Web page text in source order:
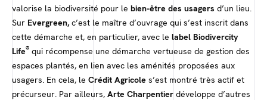
valorise la biodiversité pour le bien-être des usagers d’un lieu.
Sur Evergreen,c’est le maître d’ouvrage qui s’est inscrit dans
cette démarche et, en particulier, avec le label Biodivercity
Life® qui récompense une démarche vertueuse de gestion des
espaces plantés, en lien avec les aménités proposées aux
usagers. En cela, le Crédit Agricole s’est montré très actif et
précurseur. Par ailleurs, Arte Charpentier développe d’autres